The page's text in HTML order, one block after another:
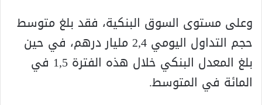
وعلى مستوى السوق البنكية، فقد بلغ متوسط
حجم التداول اليومي 2,4 مليار درهم، في حين
بلغ المعدل البنكي خلال هذه الفترة 1,5 في
المائة في المتوسط.